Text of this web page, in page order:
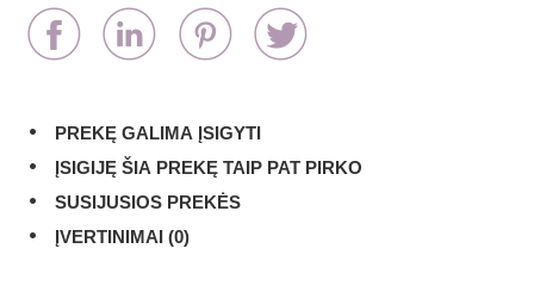
PREKĘ GALIMA ĮSIGYTI
ĮSIGIJĘ ŠIA PREKĘ TAIP PAT PIRKO
SUSIJUSIOS PREKĖS
ĮVERTINIMAI (0)